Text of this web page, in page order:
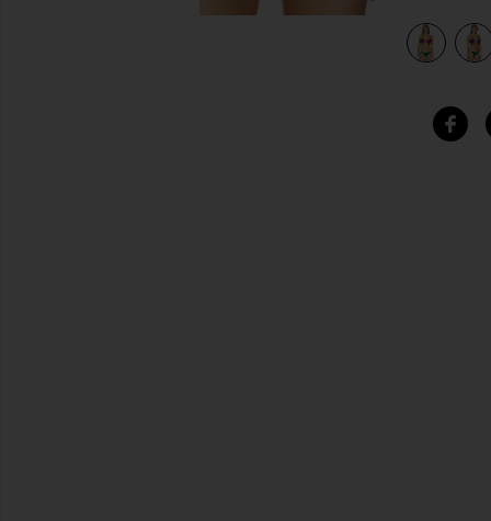
view 5 of 4 TOP BIKINI PETAL in Ultraviolet & Emerald